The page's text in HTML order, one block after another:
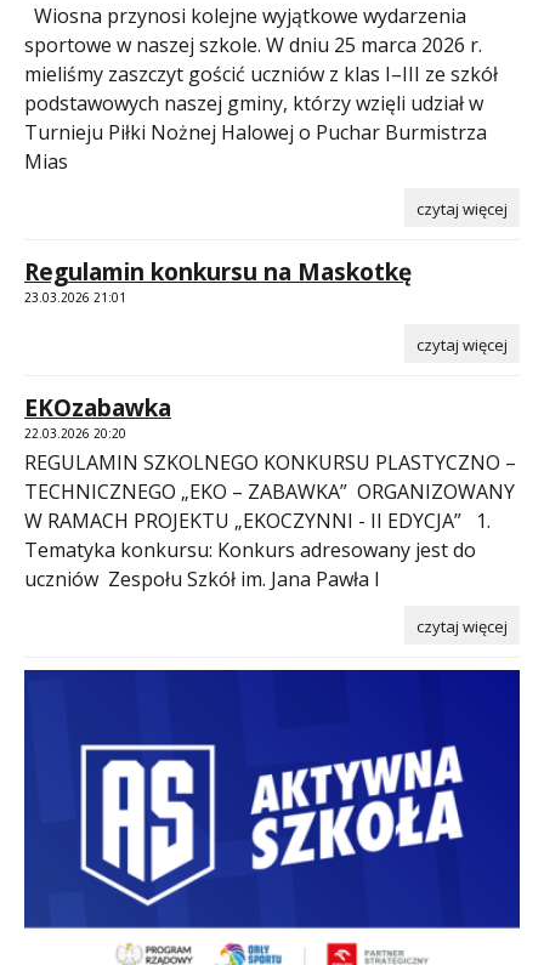
Wiosna przynosi kolejne wyjątkowe wydarzenia
sportowe w naszej szkole. W dniu 25 marca 2026 r.
mieliśmy zaszczyt gościć uczniów z klas I–III ze szkół
podstawowych naszej gminy, którzy wzięli udział w
Turnieju Piłki Nożnej Halowej o Puchar Burmistrza
Mias
czytaj więcej
Regulamin konkursu na Maskotkę
23.03.2026 21:01
czytaj więcej
EKOzabawka
22.03.2026 20:20
REGULAMIN SZKOLNEGO KONKURSU PLASTYCZNO –
TECHNICZNEGO „EKO – ZABAWKA” ORGANIZOWANY
W RAMACH PROJEKTU „EKOCZYNNI - II EDYCJA” 1.
Tematyka konkursu: Konkurs adresowany jest do
uczniów Zespołu Szkół im. Jana Pawła I
czytaj więcej